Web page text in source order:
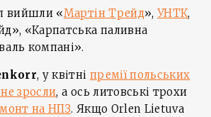
вийшли «Мартін Трейд»,УНТК,
«Карпатська паливна
компані».
, у квітні премії польських
зросли, а ось литовські трохи
на НПЗ. Якщо Orlen Lietuva